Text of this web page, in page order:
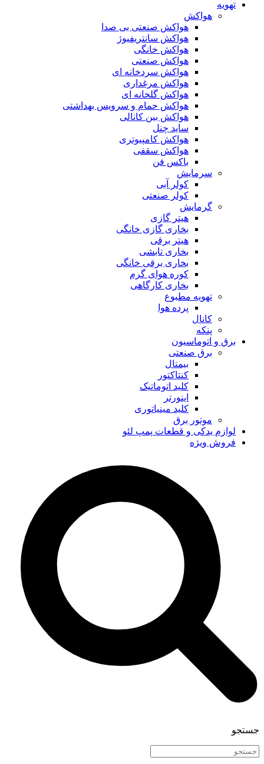
تهویه
هواکش
هواکش صنعتی بی صدا
هواکش سانتریفیوژ
هواکش خانگی
هواکش صنعتی
هواکش سردخانه ای
هواکش مرغداری
هواکش گلخانه ای
هواکش حمام و سرویس بهداشتی
هواکش بین کانالی
ساید چنل
هواکش کامپیوتری
هواکش سقفی
باکس فن
سرمایش
کولر آبی
کولر صنعتی
گرمایش
هیتر گازی
بخاری گازی خانگی
هیتر برقی
بخاری تابشی
بخاری برقی خانگی
کوره هوای گرم
بخاری کارگاهی
تهویه مطبوع
پرده هوا
کانال
پنکه
برق و اتوماسیون
برق صنعتی
بیمتال
کنتاکتور
کلید اتوماتیک
اینورتر
کلید مینیاتوری
موتور برق
لوازم یدکی و قطعات پمپ لئو
فروش ویژه
جستجو